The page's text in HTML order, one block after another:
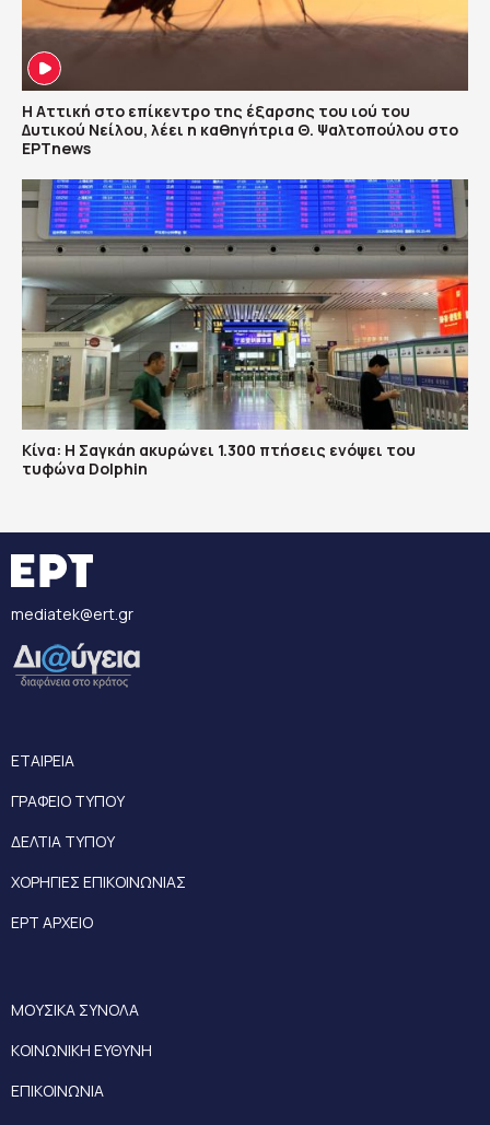
Η Αττική στο επίκεντρο της έξαρσης του ιού του
Δυτικού Νείλου, λέει η καθηγήτρια Θ. Ψαλτοπούλου στο
ΕΡΤnews
Κίνα: Η Σαγκάη ακυρώνει 1.300 πτήσεις ενόψει του
τυφώνα Dolphin
mediatek@ert.gr
ΕΤΑΙΡΕΙΑ
ΓΡΑΦΕΙΟ ΤΥΠΟΥ
ΔΕΛΤΙΑ ΤΥΠΟΥ
ΧΟΡΗΓΙΕΣ ΕΠΙΚΟΙΝΩΝΙΑΣ
ΕΡΤ ΑΡΧΕΙΟ
ΜΟΥΣΙΚΑ ΣΥΝΟΛΑ
ΚΟΙΝΩΝΙΚΗ ΕΥΘΥΝΗ
ΕΠΙΚΟΙΝΩΝΙΑ